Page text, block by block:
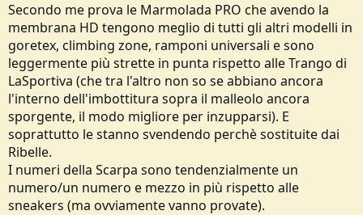
Secondo me prova le Marmolada PRO che avendo la
membrana HD tengono meglio di tutti gli altri modelli in
goretex, climbing zone, ramponi universali e sono
leggermente più strette in punta rispetto alle Trango di
LaSportiva (che tra l'altro non so se abbiano ancora
l'interno dell'imbottitura sopra il malleolo ancora
sporgente, il modo migliore per inzupparsi). E
soprattutto le stanno svendendo perchè sostituite dai
Ribelle.
I numeri della Scarpa sono tendenzialmente un
numero/un numero e mezzo in più rispetto alle
sneakers (ma ovviamente vanno provate).